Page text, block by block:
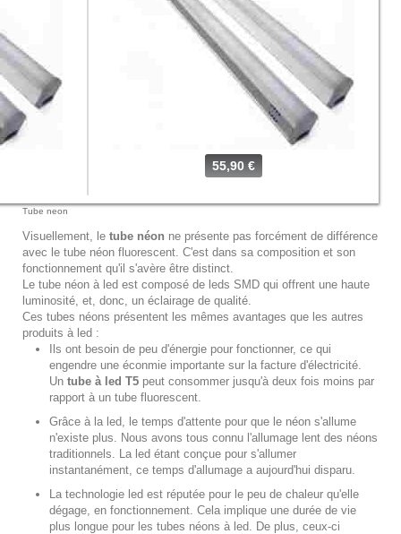
55,90 €
Tube neon
Visuellement, le tube néon ne présente pas forcément de différence
avec le tube néon fluorescent. C'est dans sa composition et son
fonctionnement qu'il s'avère être distinct.
Le tube néon à led est composé de leds SMD qui offrent une haute
luminosité, et, donc, un éclairage de qualité
Ces tubes néons présentent les mêmes avantages que les autres
produits à led :
Ils ont besoin de peu d'énergie pour fonctionner, ce qui
engendre une éconmie importante sur la facture d'électricité.
Un tube à led T5 peut consommer jusqu'à deux fois moins par
rapport à un tube fluorescent
Grâce à la led, le temps d'attente pour que le néon s'allume
n'existe plus. Nous avons tous connu l'allumage lent des néons
traditionnels. La led étant conçue pour s'allumer
instantanément, ce temps d'allumage a aujourd'hui disparu.
La technologie led est réputée pour le peu de chaleur qu'elle
dégage, en fonctionnement. Cela implique une durée de vie
plus longue pour les tubes néons à led . De plus, ceux-ci